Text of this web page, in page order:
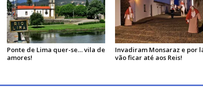
Ponte de Lima quer-se… vila de
amores!
Invadiram Monsaraz e por
vão ficar até aos Reis!